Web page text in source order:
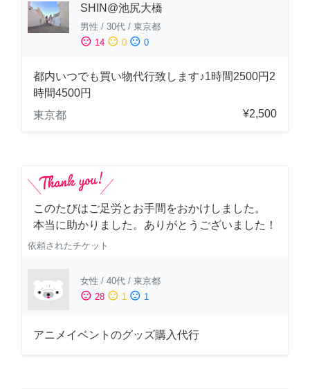
SHIN@池尻大橋
男性 / 30代 / 東京都
sentiment_satisfied 14 sentiment_neutral 0 sentiment_dissatisfied 0
都内いつでも買い物代行致します♪1時間2500円2
時間4500円
東京都
¥2,500
このたびはご足労とお手間をおかけしました。
本当に助かりました。ありがとうございました！
依頼されたチケット
女性 / 40代 / 東京都
sentiment_satisfied 28 sentiment_neutral 1 sentiment_dissatisfied 1
アニメイベントのグッズ購入代行